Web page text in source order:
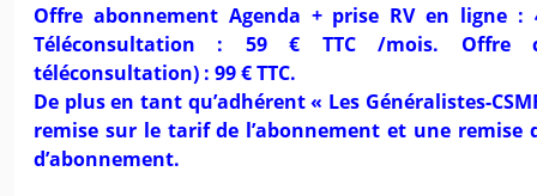
Offre abonnement Agenda + prise RV en ligne :
Téléconsultation : 59 € TTC /mois. Offre
téléconsultation) : 99 € TTC.
De plus en tant qu’adhérent « Les Généralistes-
remise sur le tarif de l’abonnement et une remise
d’abonnement.